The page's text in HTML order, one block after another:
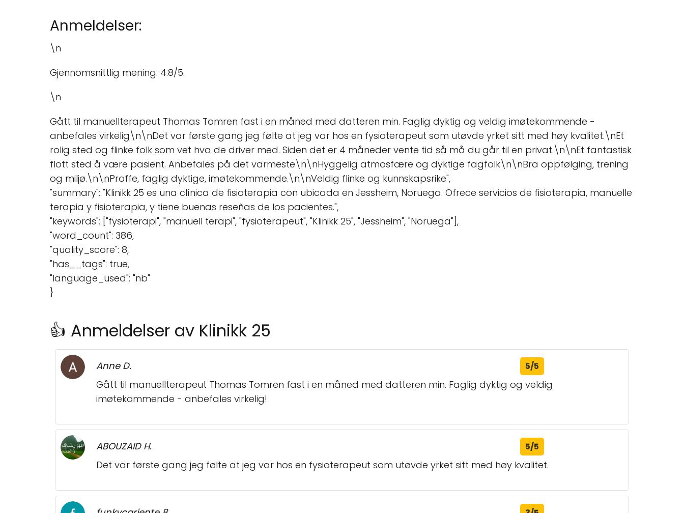
Anmeldelser:
\n
Gjennomsnittlig mening: 4.8/5.
\n
Gått til manuellterapeut Thomas Tomren fast i en måned med datteren min. Faglig dyktig og veldig imøtekommende -
anbefales virkelig\n\nDet var første gang jeg følte at jeg var hos en fysioterapeut som utøvde yrket sitt med høy kvalitet.\nEt
rolig sted og flinke folk som vet hva de driver med. Siden det er 4 måneder vente tid så må du går til en privat.\n\nEt fantastisk
flott sted å være pasient. Anbefales på det varmeste\n\nHyggelig atmosfære og dyktige fagfolk\n\nBra oppfølging, trening
og miljø.\n\nProffe, faglig dyktige, imøtekommende.\n\nVeldig flinke og kunnskapsrike",
"summary": "Klinikk 25 es una clínica de fisioterapia con ubicada en Jessheim, Noruega. Ofrece servicios de fisioterapia, manuelle
terapia y fisioterapia, y tiene buenas reseñas de los pacientes.",
"keywords": ["fysioterapi", "manuell terapi", "fysioterapeut", "Klinikk 25", "Jessheim", "Noruega"],
"word_count": 386,
"quality_score": 8,
"has__tags": true,
"language_used": "nb"
}
👍 Anmeldelser av Klinikk 25
Anne D. 5/5
Gått til manuellterapeut Thomas Tomren fast i en måned med datteren min. Faglig dyktig og veldig
imøtekommende - anbefales virkelig!
ABOUZAID H. 5/5
Det var første gang jeg følte at jeg var hos en fysioterapeut som utøvde yrket sitt med høy kvalitet.